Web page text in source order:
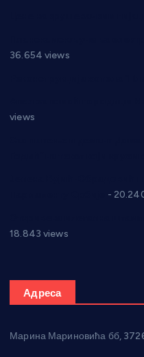
36.654 views
views
-
18.843 views
Адреса
Марина Мариновића бб,